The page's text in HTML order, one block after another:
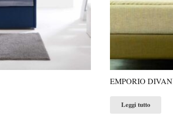
EMPORIO
Leggi tutto